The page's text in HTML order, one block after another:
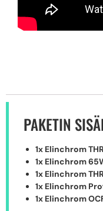
PAKETIN
1x Elinchrom
1x Elinchrom
1x Elinchrom
1x Elinchrom
1x Elinchrom